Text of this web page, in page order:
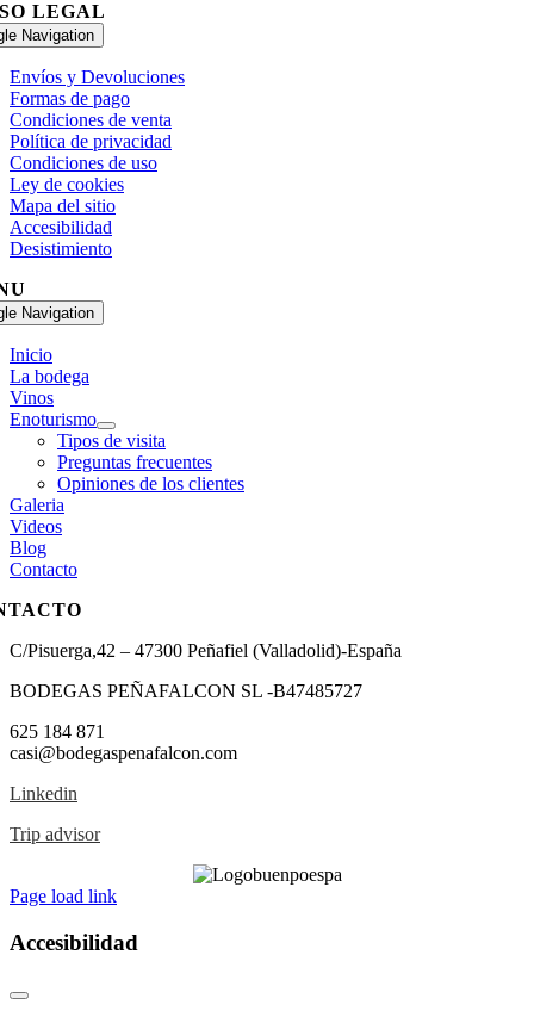
LEGAL
Navigation
Envíos y Devoluciones
Formas de pago
Condiciones de venta
Política de privacidad
Condiciones de uso
Ley de cookies
Mapa del sitio
Accesibilidad
Desistimiento
Navigation
Inicio
La bodega
Vinos
Enoturismo
Tipos de visita
Preguntas frecuentes
Opiniones de los clientes
Galeria
Videos
Blog
Contacto
C/Pisuerga,42 – 47300 Peñafiel (Valladolid)-España
BODEGAS PEÑAFALCON SL -B47485727
625 184 871
casi@bodegaspenafalcon.com
Linkedin
Trip advisor
Page load link
Accesibilidad